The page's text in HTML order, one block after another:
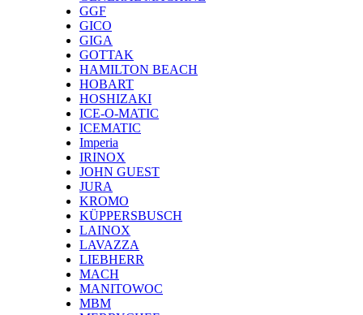
GGF
GICO
GIGA
GOTTAK
HAMILTON BEACH
HOBART
HOSHIZAKI
ICE-O-MATIC
ICEMATIC
Imperia
IRINOX
JOHN GUEST
JURA
KROMO
KÜPPERSBUSCH
LAINOX
LAVAZZA
LIEBHERR
MACH
MANITOWOC
MBM